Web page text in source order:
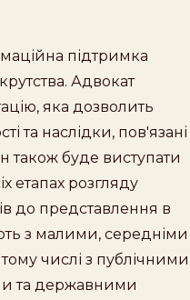
підтримка
Адвокат
яка дозволить
та наслідки, пов'язані
також буде виступати
етапах розгляду
до представлення в
з малими, середніми
числі з публічними
та державними